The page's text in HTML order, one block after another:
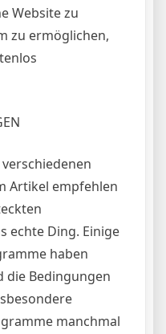
Website zu
zu ermöglichen,
Artikel empfehlen
echte Ding. Einige
haben
die Bedingungen
manchmal